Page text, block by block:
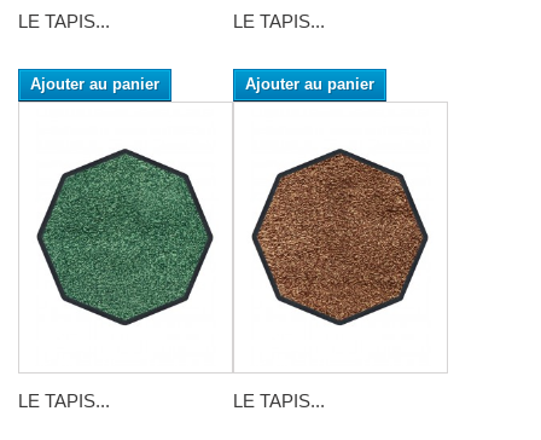
LE TAPIS...
Ajouter au panier
LE TAPIS...
Ajouter au panier
LE TAPIS... LE TAPIS...